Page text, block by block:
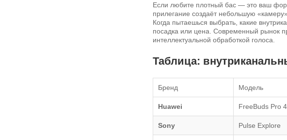
Если любите плотный бас — это ваш
прилегание создаёт небольшую
Когда пытаешься выбрать, какие
посадка или цена. Современный рынок
интеллектуальной обработкой голоса.
Таблица:
Бренд Модель
Huawei FreeBuds Pro 4
Sony Pulse Explore